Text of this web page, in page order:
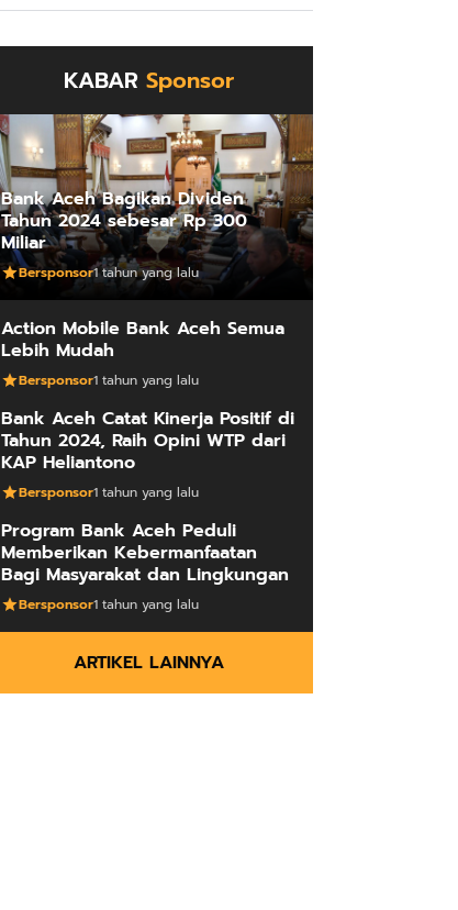
KABAR Sponsor
Bank Aceh Bagikan Dividen
Tahun 2024 sebesar Rp 300
Miliar
Bersponsor1 tahun yang lalu
Action Mobile Bank Aceh Semua
Lebih Mudah
Bersponsor1 tahun yang lalu
Bank Aceh Catat Kinerja Positif di
Tahun 2024, Raih Opini WTP dari
KAP Heliantono
Bersponsor1 tahun yang lalu
Program Bank Aceh Peduli
Memberikan Kebermanfaatan
Bagi Masyarakat dan Lingkungan
Bersponsor1 tahun yang lalu
ARTIKEL LAINNYA